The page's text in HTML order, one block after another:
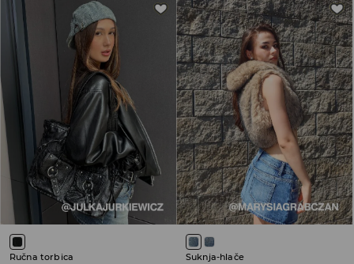
Ručna torbica Suknja-hlače